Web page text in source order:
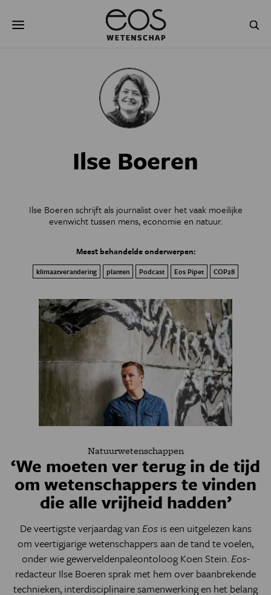
naar
NATUURWETENSCHAPPEN
PSYCHE & BREIN BLOGS
JONGE UITDAGERS
Ilse Boeren
Ilse Boeren schrijft als journalist over het vaak moeilijke
evenwicht tussen mens, economie en natuur.
Meest behandelde onderwerpen:
klimaatverandering planten Podcast Eos Pipet COP28
Natuurwetenschappen
‘We moeten ver terug in de tijd
om wetenschappers te vinden
die alle vrijheid hadden’
De veertigste verjaardag van Eosis een uitgelezen kans
om veertigjarige wetenschappers aan de tand te voelen,
onder wie gewerveldenpaleontoloog Koen Stein.Eos-
redacteur Ilse Boeren sprak met hem over baanbrekende
technieken, interdisciplinaire samenwerking en het belang